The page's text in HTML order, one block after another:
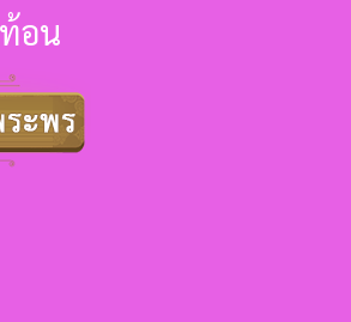
อน